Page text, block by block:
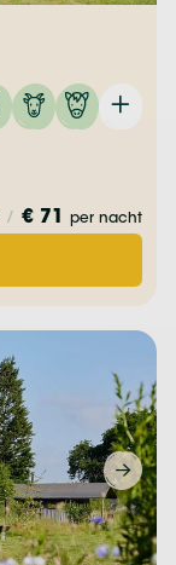
/ € 71 per nacht